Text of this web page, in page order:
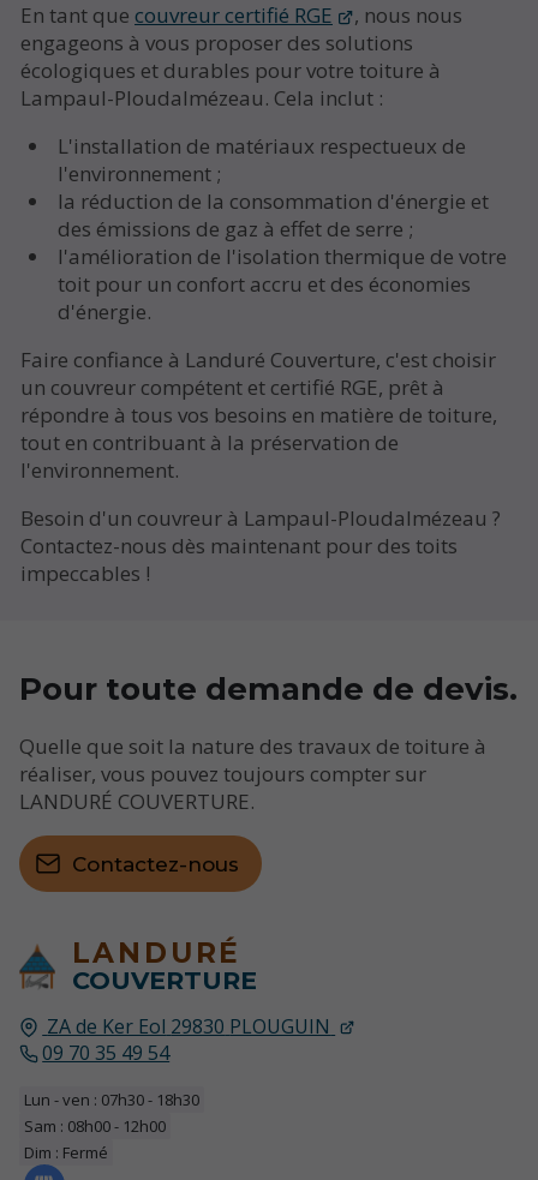
En tant que couvreur certifié RGE
, nous nous
engageons à vous proposer des solutions
écologiques et durables pour votre toiture à
Lampaul-Ploudalmézeau. Cela inclut :
L'installation de matériaux respectueux de
l'environnement ;
la réduction de la consommation d'énergie et
des émissions de gaz à effet de serre ;
l'amélioration de l'isolation thermique de votre
toit pour un confort accru et des économies
d'énergie.
Faire confiance à Landuré Couverture, c'est choisir
un couvreur compétent et certifié RGE, prêt à
répondre à tous vos besoins en matière de toiture,
tout en contribuant à la préservation de
l'environnement.
Besoin d'un couvreur à Lampaul-Ploudalmézeau ?
Contactez-nous dès maintenant pour des toits
impeccables !
LANDURÉ
COUVERTURE
ZA de Ker Eol 29830 PLOUGUIN
09 70 35 49 54
Lun - ven : 07h30 - 18h30
Sam : 08h00 - 12h00
Dim : Fermé
Pour toute demande de devis.
Quelle que soit la nature des travaux de toiture à
réaliser, vous pouvez toujours compter sur
LANDURÉ COUVERTURE.
Contactez-nous